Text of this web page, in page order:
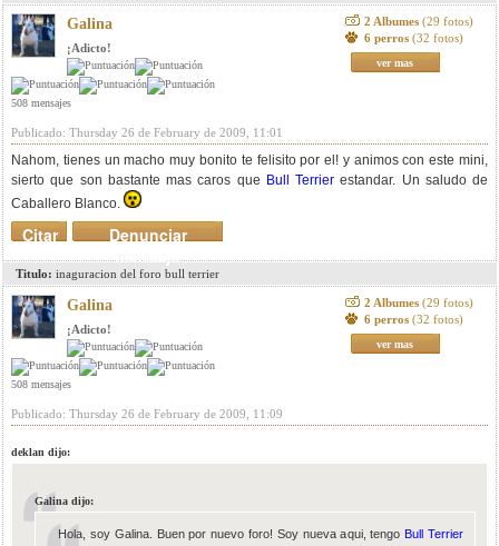
Galina
¡Adicto!
508 mensajes
2 Albumes (29 fotos)
6 perros (32 fotos)
ver mas
Publicado: Thursday 26 de February de 2009, 11:01
Nahom, tienes un macho muy bonito te felisito por el! y animos con este mini,
sierto que son bastante mas caros que Bull Terrier estandar. Un saludo de
Caballero Blanco.
Denunciar
mensaje
Citar
Titulo: inaguracion del foro bull terrier
Galina
¡Adicto!
508 mensajes
2 Albumes (29 fotos)
6 perros (32 fotos)
ver mas
Publicado: Thursday 26 de February de 2009, 11:09
deklan dijo:
Galina dijo:
Hola, soy Galina. Buen por nuevo foro! Soy nueva aqui, tengo Bull Terrier